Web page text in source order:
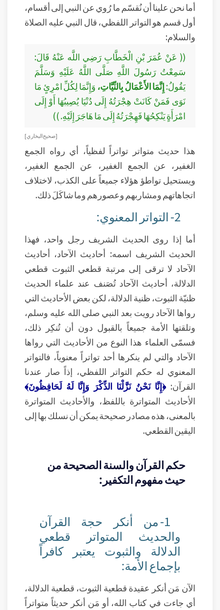
أما نحن علينا أن نُقسّم ما رُوي عن النبي إلى أقسام،
أول قسم هو التواتر اللفظي، قال النبي عليه الصلاة
والسلام:
(( عَنْ عُمَرَ بْنِ الْخَطَّابِ رَضِي اللَّه عَنْهُ قَالَ:
سَمِعْتُ رَسُولَ اللَّهِ صَلَّى اللَّهُ عَلَيْهِ وَسَلَّمَ
يَقُولُ:إِنَّمَا الأَعْمَالُ بِالنِّيَّاتِ، وَإِنَّمَا لِكُلِّ امْرِئٍ مَا
نَوَى فَمَنْ كَانَتْ هِجْرَتُهُ إِلَى دُنْيَا يُصِيبُهَا أَوْ إِلَى
امْرَأَةٍ يَنْكِحُهَا فَهِجْرَتُهُ إِلَى مَا هَاجَرَ إِلَيْهِ. ))
[ صحيح البخاري ]
هذا حديث متواتر تواتراً لفظياً، أي رواه الجمع
الغفير، عن الجمع الغفير، عن الجمع الغفير،
ويستحيل تواطؤ هؤلاء جميعاً على الكذب، لاختلاف
اتجاهاتهم ومشاربهم وعصورهم وما شاكَلَ ذلك.
2- التواتر المعنوي:
أما إذا روى الحديث الشريف رجل واحد، فهذا
الحديث الشريف اسمه: أحاديث الآحاد، أحاديث
الآحاد لا ترقى إلى مرتبة قطعي الثبوت قطعي
الدلالة، أحاديث الآحاد تُصَنف عند علماء الحديث
ظنيّة الثبوت، ظنية الدلالة، لكن بعض الأحاديث التي
رواها الآحاد رويت بعد النبي صلى الله عليه وسلم،
وتلقتها الأمة جميعاً بالقبول دون أن تُنكِر ذلك،
فسمّى العلماء هذا النوع من الأحاديث التي رواها
الآحاد والتي لم ينكرها أحد تواتراً معنوياً، فالتواتر
المعنوي له حكم التواتر اللفظي، إذاً صار عندنا
القرآن: ﴿إِنَّا نَحْنُ نَزَّلْنَا الذِّكْرَ وَإِنَّا لَهُ لَحَافِظُونَ﴾
الأحاديث المتواترة باللفظ، والأحاديث المتواترة
بالمعنى، هذه مصادر صحيحة يمكن أن نسلك بها إلى
اليقين القطعي.
حكم القرآن والسنة الصحيحة من
حيث مفهوم التكفير:
1- من أنكر حجة القرآن
والحديث المتواتر قطعي
الدلالة والثبوت يعتبر كافراً
بإجماع الأمة:
الآن مَن أنكر عقيدة قطعية الثبوت، قطعية الدلالة،
أي جاءت في كتاب الله، أو مَن أنكر حديثاً متواتراً